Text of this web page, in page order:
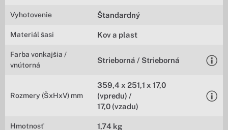
Vyhotovenie Štandardný
Materiál šasi Kov a plast
Farba vonkajšia /
vnútorná
Strieborná / Strieborná
Rozmery (ŠxHxV) mm
359,4 x 251,1 x 17,0
(vpredu) /
17,0 (vzadu)
Hmotnosť 1,74 kg